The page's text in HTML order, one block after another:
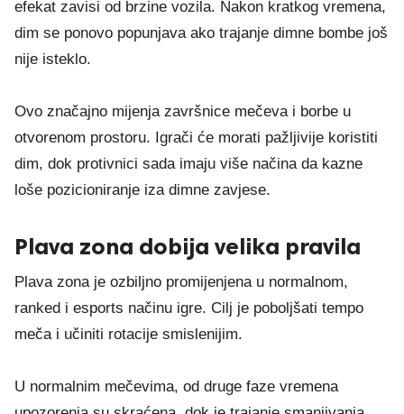
efekat zavisi od brzine vozila. Nakon kratkog vremena,
dim se ponovo popunjava ako trajanje dimne bombe još
nije isteklo.
Ovo značajno mijenja završnice mečeva i borbe u
otvorenom prostoru. Igrači će morati pažljivije koristiti
dim, dok protivnici sada imaju više načina da kazne
loše pozicioniranje iza dimne zavjese.
Plava zona dobija velika pravila
Plava zona je ozbiljno promijenjena u normalnom,
ranked i esports načinu igre. Cilj je poboljšati tempo
meča i učiniti rotacije smislenijim.
U normalnim mečevima, od druge faze vremena